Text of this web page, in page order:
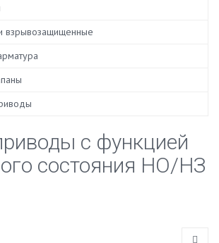
взрывозащищенные
с функцией
состояния НО/НЗ